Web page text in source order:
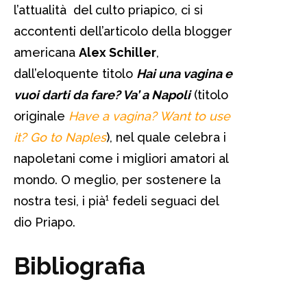
l’attualità del culto priapico, ci si
accontenti dell’articolo della blogger
americana Alex Schiller,
dall’eloquente titolo Hai una vagina e
vuoi darti da fare? Va’ a Napoli(titolo
originale Have a vagina? Want to use
it? Go to Naples), nel quale celebra i
napoletani come i migliori amatori al
mondo. O meglio, per sostenere la
nostra tesi, i pià¹ fedeli seguaci del
dio Priapo.
Bibliografia